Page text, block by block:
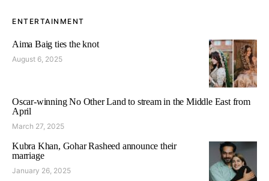
ENTERTAINMENT
Aima Baig ties the knot
August 6, 2025
Oscar-winning No Other Land to stream in the Middle East from
April
March 27, 2025
Kubra Khan, Gohar Rasheed announce their
marriage
January 26, 2025